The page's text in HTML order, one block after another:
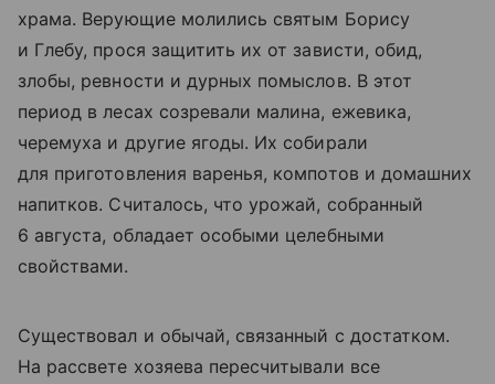
храма. Верующие молились святым Борису
и Глебу, прося защитить их от зависти, обид,
злобы, ревности и дурных помыслов. В этот
период в лесах созревали малина, ежевика,
черемуха и другие ягоды. Их собирали
для приготовления варенья, компотов и домашних
напитков. Считалось, что урожай, собранный
6 августа, обладает особыми целебными
свойствами.
Существовал и обычай, связанный с достатком.
На рассвете хозяева пересчитывали все